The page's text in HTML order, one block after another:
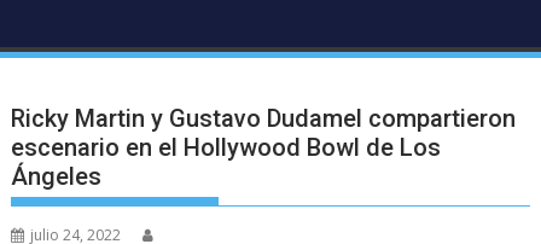
Ricky Martin y Gustavo Dudamel compartieron
escenario en el Hollywood Bowl de Los
Ángeles
julio 24, 2022